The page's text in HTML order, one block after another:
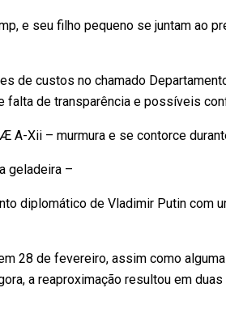
e seu filho pequeno se juntam ao
de custos no chamado
falta de transparência e possíveis
A-Xii – murmura e se contorce
geladeira –
diplomático de Vladimir Putin com
28 de fevereiro, assim como
a reaproximação resultou em